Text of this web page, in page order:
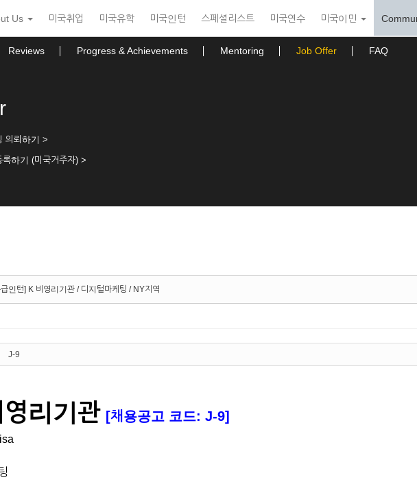
Us 미국취업 미국유학 미국인턴 스페셜리스트 미국연수 미국이민
Reviews Progress & Achievements Mentoring Job Offer FAQ
의뢰하기 >
록하기 (미국거주자) >
급인턴] K 비영리기관 / 디지털마케팅 / NY지역
J-9
리기관 [채용공고 코드: J-9]